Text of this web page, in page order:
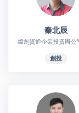
秦北辰
緯創資通企業投資辦公
創投